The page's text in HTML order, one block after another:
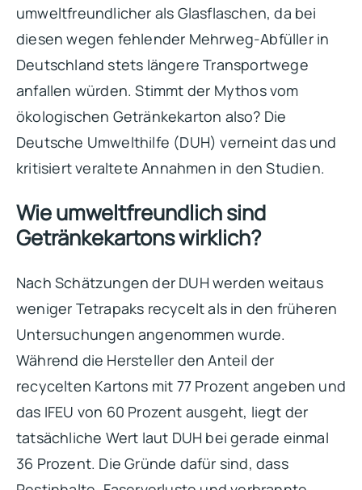
umweltfreundlicher als Glasflaschen, da bei
diesen wegen fehlender Mehrweg-Abfüller in
Deutschland stets längere Transportwege
anfallen würden. Stimmt der Mythos vom
ökologischen Getränkekarton also? Die
Deutsche Umwelthilfe (DUH) verneint das und
kritisiert veraltete Annahmen in den Studien.
Wie umweltfreundlich sind
Getränkekartons wirklich?
Nach Schätzungen der DUH werden weitaus
weniger Tetrapaks recycelt als in den früheren
Untersuchungen angenommen wurde.
Während die Hersteller den Anteil der
recycelten Kartons mit 77 Prozent angeben und
das IFEU von 60 Prozent ausgeht, liegt der
tatsächliche Wert laut DUH bei gerade einmal
36 Prozent. Die Gründe dafür sind, dass